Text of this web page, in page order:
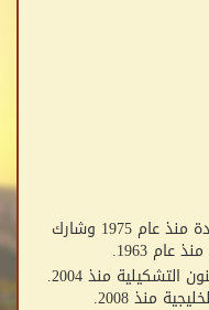
أقام معارض شخصية عديدة منذ عام 1975 وشارك
1963.
منذ 2004.
منذ 2008.